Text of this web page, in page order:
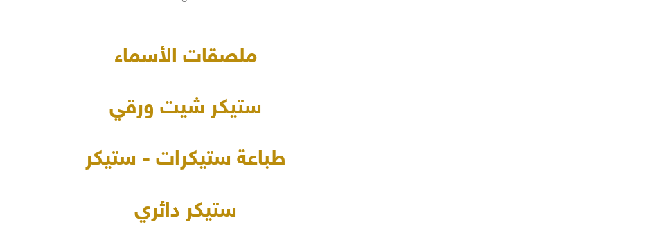
ملصقات الأسماء
ستيكر شيت ورقي
طباعة ستيكرات - ستيكر
ستيكر دائري